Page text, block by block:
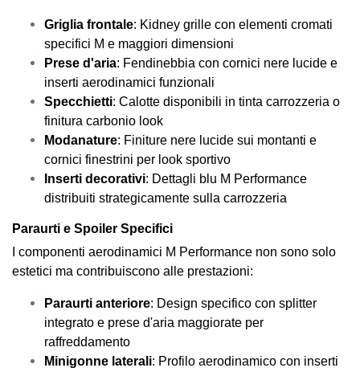
Griglia frontale: Kidney grille con elementi cromati
specifici M e maggiori dimensioni
Prese d'aria: Fendinebbia con cornici nere lucide e
inserti aerodinamici funzionali
Specchietti: Calotte disponibili in tinta carrozzeria o
finitura carbonio look
Modanature: Finiture nere lucide sui montanti e
cornici finestrini per look sportivo
Inserti decorativi: Dettagli blu M Performance
distribuiti strategicamente sulla carrozzeria
Paraurti e Spoiler Specifici
I componenti aerodinamici M Performance non sono solo
estetici ma contribuiscono alle prestazioni:
Paraurti anteriore: Design specifico con splitter
integrato e prese d'aria maggiorate per
raffreddamento
Minigonne laterali: Profilo aerodinamico con inserti